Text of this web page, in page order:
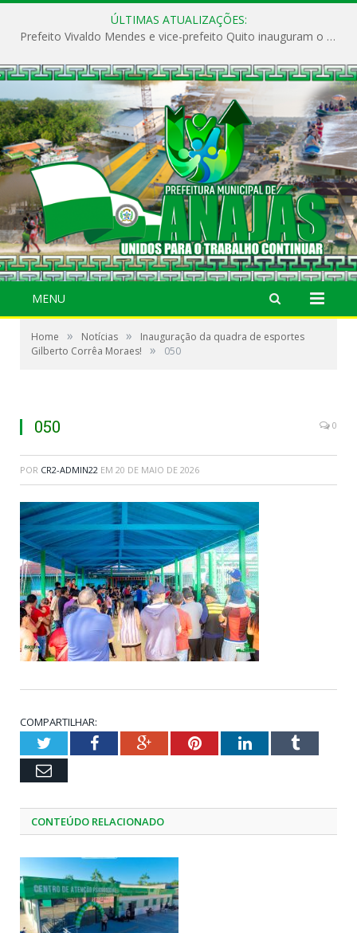
ÚLTIMAS ATUALIZAÇÕES:
Prefeito Vivaldo Mendes e vice-prefeito Quito inauguram o CAPS e fortalecem a saúde pública em Anajás.
MENU
Home » Notícias »
Inauguração da quadra de esportes
Gilberto Corrêa Moraes!
» 050
050 0
POR CR2-ADMIN22 EM 20 DE MAIO DE 2026
COMPARTILHAR:
TwitterFacebookGoogle+PinterestLinkedInTumblr
Email
CONTEÚDO RELACIONADO